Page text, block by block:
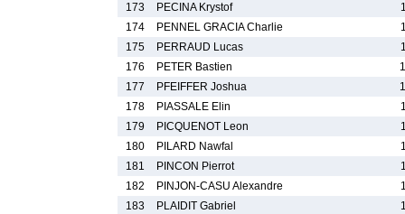
173
PECINA Krystof
174
PENNEL GRACIA Charlie
175
PERRAUD Lucas
176
PETER Bastien
177
PFEIFFER Joshua
178
PIASSALE Elin
179
PICQUENOT Leon
180
PILARD Nawfal
181
PINCON Pierrot
182
PINJON-CASU Alexandre
183
PLAIDIT Gabriel